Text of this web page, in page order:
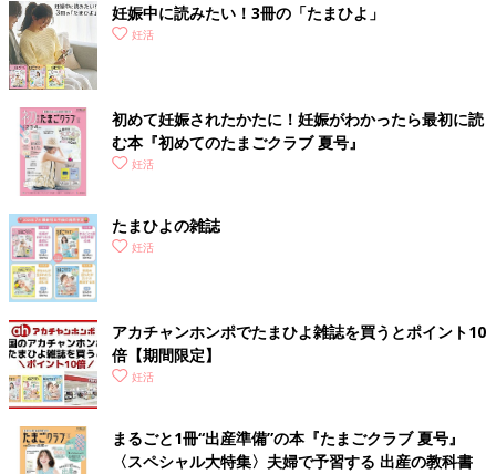
妊娠中に読みたい！3冊の「たまひよ」
妊活
初めて妊娠されたかたに！妊娠がわかったら最初に読
む本『初めてのたまごクラブ 夏号』
妊活
たまひよの雑誌
妊活
アカチャンホンポでたまひよ雑誌を買うとポイント10
倍【期間限定】
妊活
まるごと1冊“出産準備”の本『たまごクラブ 夏号』
〈スペシャル大特集〉夫婦で予習する 出産の教科書